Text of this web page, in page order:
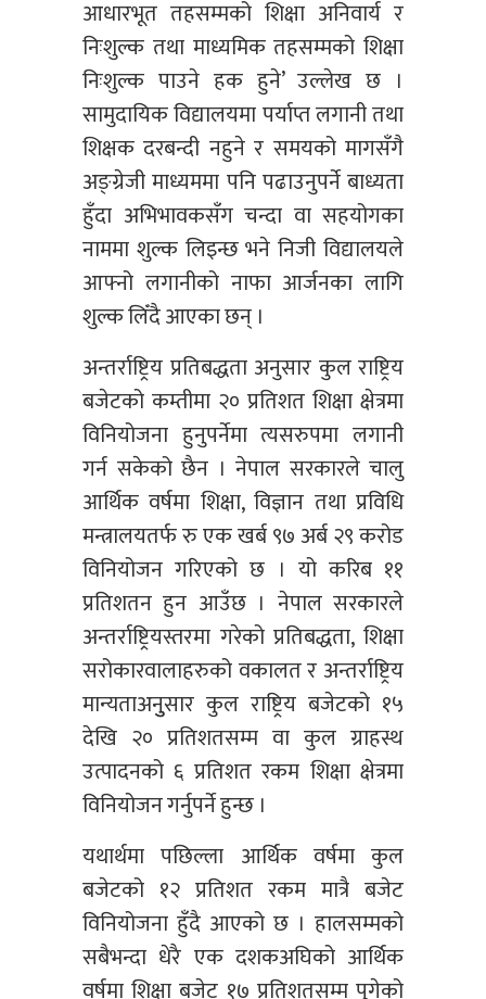
आधारभूत तहसम्मको शिक्षा अनिवार्य र
निःशुल्क तथा माध्यमिक तहसम्मको शिक्षा
निःशुल्क पाउने हक हुने’ उल्लेख छ ।
सामुदायिक विद्यालयमा पर्याप्त लगानी तथा
शिक्षक दरबन्दी नहुने र समयको मागसँगै
अङ्ग्रेजी माध्यममा पनि पढाउनुपर्ने बाध्यता
हुँदा अभिभावकसँग चन्दा वा सहयोगका
नाममा शुल्क लिइन्छ भने निजी विद्यालयले
आफ्नो लगानीको नाफा आर्जनका लागि
शुल्क लिँदै आएका छन् ।
अन्तर्राष्ट्रिय प्रतिबद्धता अनुसार कुल राष्ट्रिय
बजेटको कम्तीमा २० प्रतिशत शिक्षा क्षेत्रमा
विनियोजना हुनुपर्नेमा त्यसरुपमा लगानी
गर्न सकेको छैन । नेपाल सरकारले चालु
आर्थिक वर्षमा शिक्षा, विज्ञान तथा प्रविधि
मन्त्रालयतर्फ रु एक खर्ब ९७ अर्ब २९ करोड
विनियोजन गरिएको छ । यो करिब ११
प्रतिशतन हुन आउँछ । नेपाल सरकारले
अन्तर्राष्ट्रियस्तरमा गरेको प्रतिबद्धता, शिक्षा
सरोकारवालाहरुको वकालत र अन्तर्राष्ट्रिय
मान्यताअनुुसार कुल राष्ट्रिय बजेटको १५
देखि २० प्रतिशतसम्म वा कुल ग्राहस्थ
उत्पादनको ६ प्रतिशत रकम शिक्षा क्षेत्रमा
विनियोजन गर्नुपर्ने हुन्छ ।
यथार्थमा पछिल्ला आर्थिक वर्षमा कुल
बजेटको १२ प्रतिशत रकम मात्रै बजेट
विनियोजना हुँदै आएको छ । हालसम्मको
सबैभन्दा धेरै एक दशकअघिको आर्थिक